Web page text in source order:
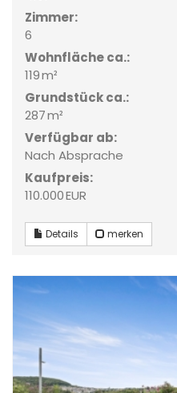
Zimmer:
6
Wohnfläche ca.:
119 m²
Grund­stück ca.:
287 m²
Verfügbar ab:
Nach Absprache
Kaufpreis:
110.000 EUR
Details merken